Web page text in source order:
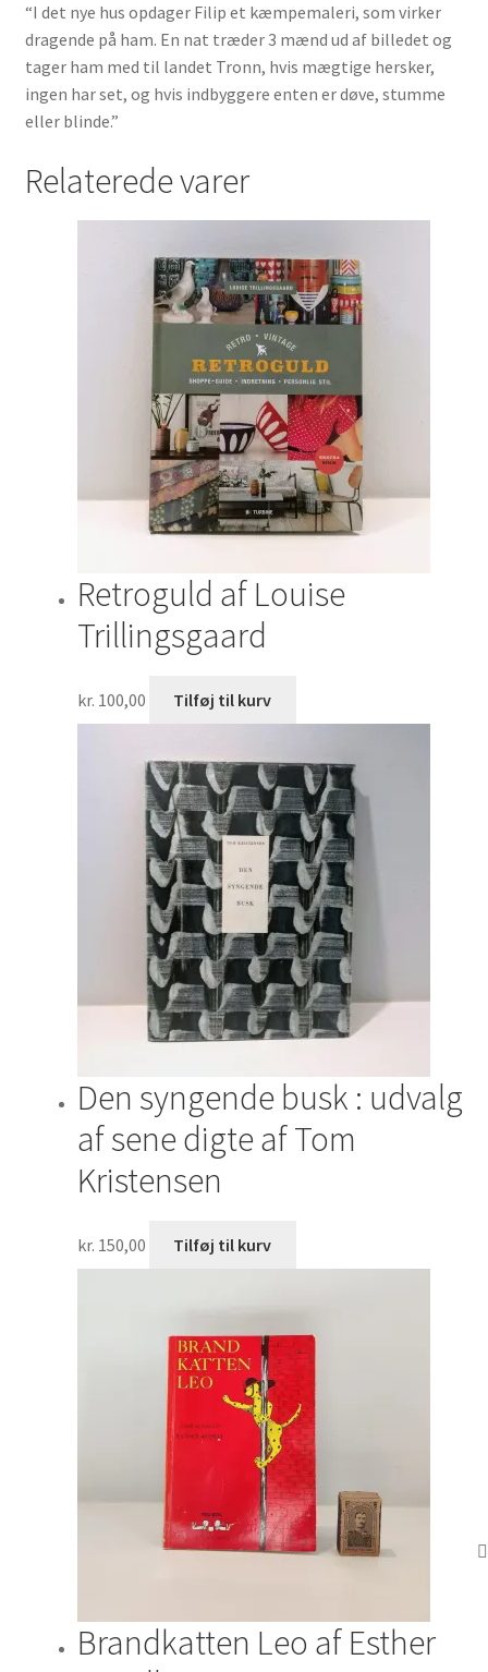
“I det nye hus opdager Filip et kæmpemaleri, som virker
dragende på ham. En nat træder 3 mænd ud af billedet og
tager ham med til landet Tronn, hvis mægtige hersker,
ingen har set, og hvis indbyggere enten er døve, stumme
eller blinde.”
Relaterede varer
Retroguld af Louise
Trillingsgaard
kr. 100,00 Tilføj til kurv
Den syngende busk : udvalg
af sene digte af Tom
Kristensen
kr. 150,00 Tilføj til kurv
Brandkatten Leo af Esther